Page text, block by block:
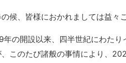
候、皆様におかれましては益々
年の開設以来、四半世紀にわた
このたび諸般の事情により、